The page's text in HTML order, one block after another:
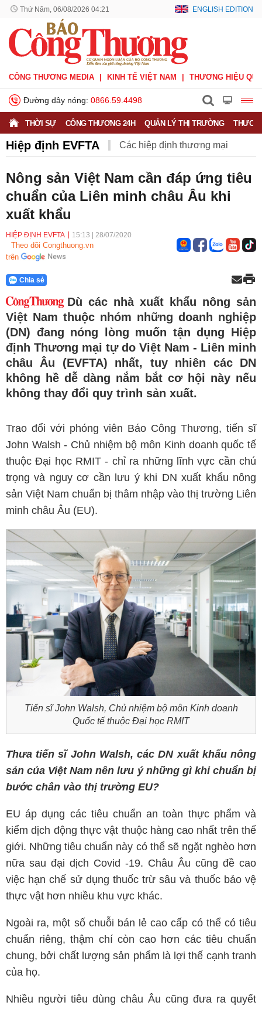
Thứ Năm, 06/08/2026 04:21 ENGLISH EDITION
CÔNG THƯƠNG MEDIA KINH TẾ VIỆT NAM THƯƠNG HIỆU
Đường dây nóng: 0866.59.4498
THỜI SỰ CÔNG THƯƠNG 24H QUẢN LÝ THỊ TRƯỜNG
Hiệp định EVFTA Các hiệp định thương mại
Hiệp định UKVFTA Thông tin thương vụ Quốc tế
Nông sản Việt Nam cần đáp ứng tiêu
chuẩn của Liên minh châu Âu khi
xuất khẩu
HIỆP ĐỊNH EVFTA 15:13 28/07/2020
Theo dõi Congthuong.vn
trên
Chia sẻ
Dù các nhà xuất khẩu nông sản
Việt Nam thuộc nhóm những doanh nghiệp
(DN) đang nóng lòng muốn tận dụng Hiệp
định Thương mại tự do Việt Nam - Liên minh
châu Âu (EVFTA) nhất, tuy nhiên các DN
không hề dễ dàng nắm bắt cơ hội này nếu
không thay đổi quy trình sản xuất.
Trao đổi với phóng viên Báo Công Thương, tiến sĩ
John Walsh - Chủ nhiệm bộ môn Kinh doanh quốc tế
thuộc Đại học RMIT - chỉ ra những lĩnh vực cần chú
trọng và nguy cơ cần lưu ý khi DN xuất khẩu nông
sản Việt Nam chuẩn bị thâm nhập vào thị trường Liên
minh châu Âu (EU).
Tiến sĩ John Walsh, Chủ nhiệm bộ môn Kinh doanh
Quốc tế thuộc Đại học RMIT
Thưa tiến sĩ John Walsh, các DN xuất khẩu nông
sản của Việt Nam nên lưu ý những gì khi chuẩn bị
bước chân vào thị trường EU?
EU áp dụng các tiêu chuẩn an toàn thực phẩm và
kiểm dịch động thực vật thuộc hàng cao nhất trên thế
giới. Những tiêu chuẩn này có thể sẽ ngặt nghèo hơn
nữa sau đại dịch Covid -19. Châu Âu cũng đề cao
việc hạn chế sử dụng thuốc trừ sâu và thuốc bảo vệ
thực vật hơn nhiều khu vực khác.
Ngoài ra, một số chuỗi bán lẻ cao cấp có thể có tiêu
chuẩn riêng, thậm chí còn cao hơn các tiêu chuẩn
chung, bởi chất lượng sản phẩm là lợi thế cạnh tranh
của họ.
Nhiều người tiêu dùng châu Âu cũng đưa ra quyết